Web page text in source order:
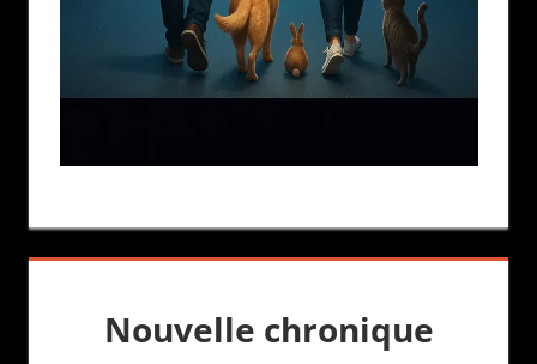
Nouvelle chronique